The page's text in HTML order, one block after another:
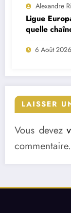
Alexandre
Ligue
quelle
match ?
6 Août 2026
LAISSER
Vous devez
commentaire.